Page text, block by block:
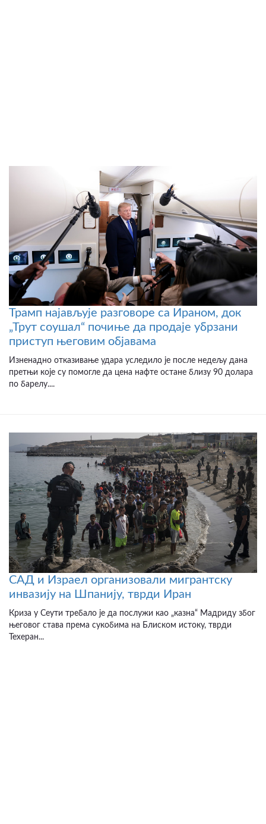
Трамп најављује разговоре са Ираном, док
„Трут соушал“ почиње да продаје убрзани
приступ његовим објавама
Изненадно отказивање удара уследило је после недељу дана
претњи које су помогле да цена нафте остане близу 90 долара
по барелу....
САД и Израел организовали мигрантску
инвазију на Шпанију, тврди Иран
Криза у Сеути требало је да послужи као „казна“ Мадриду због
његовог става према сукобима на Блиском истоку, тврди
Техеран...